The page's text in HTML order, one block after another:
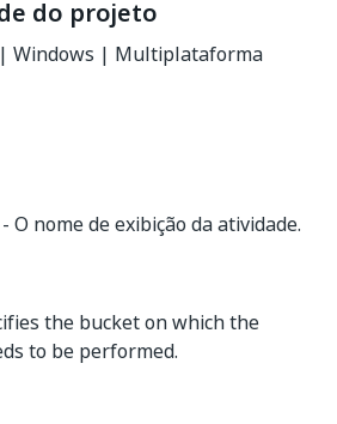
do projeto
Windows | Multiplataforma
- O nome de exibição da atividade.
the bucket on which the
to be performed.